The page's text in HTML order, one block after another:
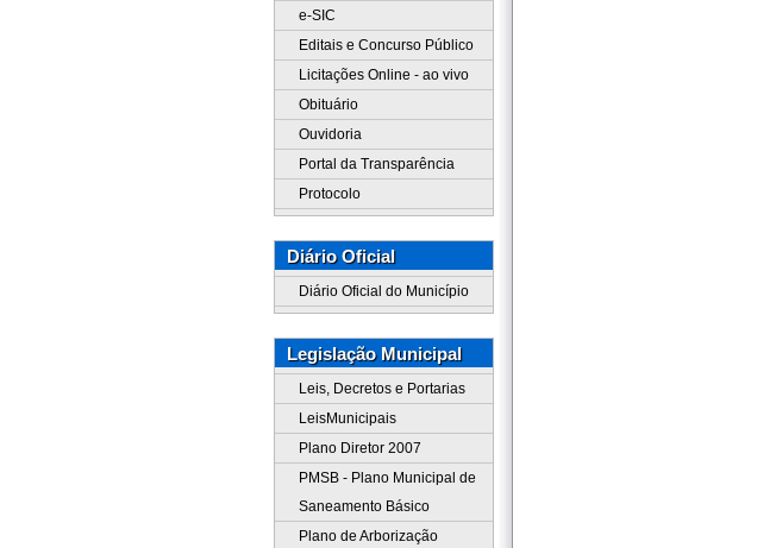
e-SIC
Editais e Concurso Público
Licitações Online - ao vivo
Obituário
Ouvidoria
Portal da Transparência
Protocolo
Diário Oficial
Diário Oficial do Município
Legislação Municipal
Leis, Decretos e Portarias
LeisMunicipais
Plano Diretor 2007
PMSB - Plano Municipal de
Saneamento Básico
Plano de Arborização